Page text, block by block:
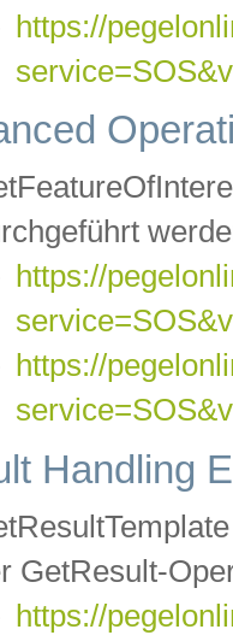
https://
https://
https://
Handling
GetResult-
https://